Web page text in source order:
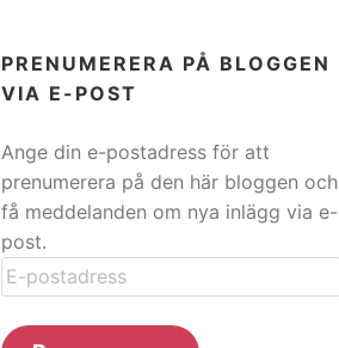
PRENUMERERA PÅ BLOGGEN
VIA E-POST
Ange din e-postadress för att
prenumerera på den här bloggen och
få meddelanden om nya inlägg via e-
post.
E-
postadress